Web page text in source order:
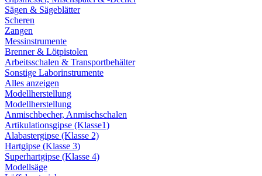
Sägen & Sägeblätter
Scheren
Zangen
Messinstrumente
Brenner & Lötpistolen
Arbeitsschalen & Transportbehälter
Sonstige Laborinstrumente
Alles anzeigen
Modellherstellung
Modellherstellung
Anmischbecher, Anmischschalen
Artikulationsgipse (Klasse1)
Alabastergipse (Klasse 2)
Hartgipse (Klasse 3)
Superhartgipse (Klasse 4)
Modellsäge